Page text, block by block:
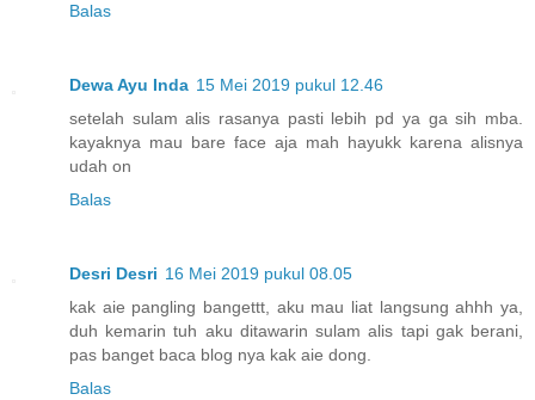
Balas
Dewa Ayu Inda 15 Mei 2019 pukul 12.46
setelah sulam alis rasanya pasti lebih pd ya ga sih mba.
kayaknya mau bare face aja mah hayukk karena alisnya
udah on
Balas
Desri Desri 16 Mei 2019 pukul 08.05
kak aie pangling bangettt, aku mau liat langsung ahhh ya,
duh kemarin tuh aku ditawarin sulam alis tapi gak berani,
pas banget baca blog nya kak aie dong.
Balas